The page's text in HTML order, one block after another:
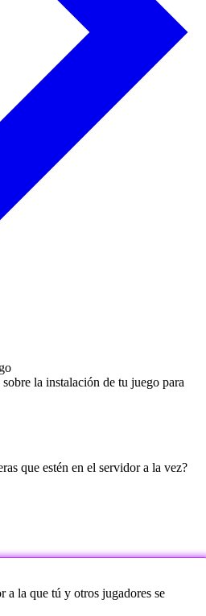
la instalación de tu juego para
que estén en el servidor a la vez?
a la que tú y otros jugadores se